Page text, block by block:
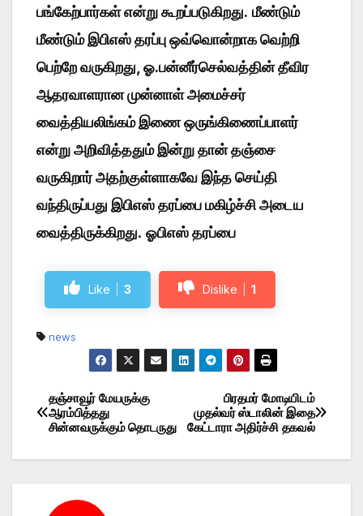
பங்கேற்பார்கள் என்று கூறப்படுகிறது. மீண்டும்
மீண்டும் இபிஎஸ் தரப்பு ஒவ்வொன்றாக வெற்றி
பெற்றே வருகிறது, ஓ.பன்னீர்செல்வத்தின் தீவிர
ஆதரவாளரான முன்னாள் அமைச்சர்
வைத்தியலிங்கம் இணை ஒருங்கிணைப்பாளர்
என்று அறிவித்ததும் இன்று தான் தஞ்சை
வருகிறார் அதற்குள்ளாகவே இந்த செய்தி
வந்திருப்பது இபிஎஸ் தரப்பை மகிழ்ச்சி அடைய
வைத்திருக்கிறது. ஓபிஎஸ் தரப்பை
Like 3 Dislike 1
news
Post
navigation
பிரதமர் மோடியிடம்
முதல்வர் ஸ்டாலின் இதை
கேட்டாரா அதிர்ச்சி தகவல்
தஞ்சாவூர் மேயருக்கு
ஆரம்பித்தது
சின்னவருக்கும் தொடருது